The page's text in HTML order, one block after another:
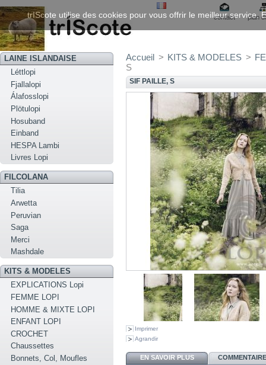
contact plan
LAINE ISLANDAISE
Léttlopi
Fjallalopi
Álafosslopi
Plötulopi
Hosuband
Einband
HESPA Lambi
Livres Lopi
FILCOLANA
Tilia
Arwetta
Peruvian
Saga
Merci
Mashdale
KITS & MODELES
EXPLICATIONS Lopi
FEMME LOPI
HOMME & MIXTE LOPI
ENFANT LOPI
CROCHET
Chaussettes
Bonnets, Col, Moufles
Accueil > KITS & MODELES >
S
SIF PAILLE, S
Imprimer
Agrandir
EN SAVOIR PLUS
trIScote utilise des cookies pour vous offrir le meilleur